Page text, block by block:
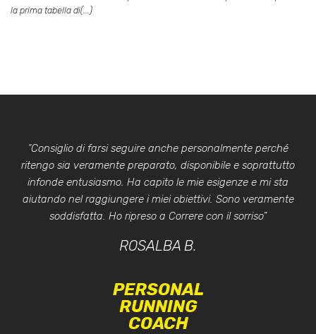
la prima tabella di(...)
“Consiglio di farsi seguire anche personalmente perché
ritengo sia veramente preparato, disponibile e soprattutto
infonde entusiasmo. Ha capito le mie esigenze e mi sta
aiutando nel raggiungere i miei obiettivi. Sono veramente
soddisfatta. Ho ripreso a Correre con il sorriso”
ROSALBA B.
PERSONAL
RUNNING
COACH